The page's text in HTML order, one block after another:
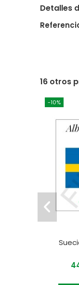
Detalles
16 otros
-10%